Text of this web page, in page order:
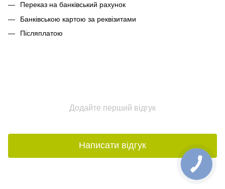
Переказ на банківський рахунок
Банківською картою за реквізитами
Післяплатою
Додайте перший відгук
Написати відгук